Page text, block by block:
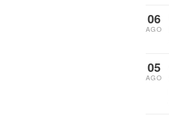
06
AGO
05
AGO